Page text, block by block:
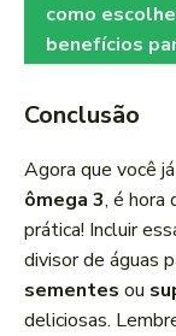
como
benefícios
Conclusão
Agora que você
ômega 3, é hora
prática! Incluir
divisor de águas
sementes ou
deliciosas.